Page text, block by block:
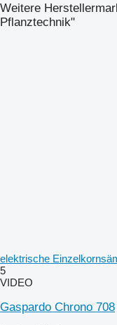
Weitere
Pflanztechnik"
elektrische
5
VIDEO
Gaspardo Chrono 708